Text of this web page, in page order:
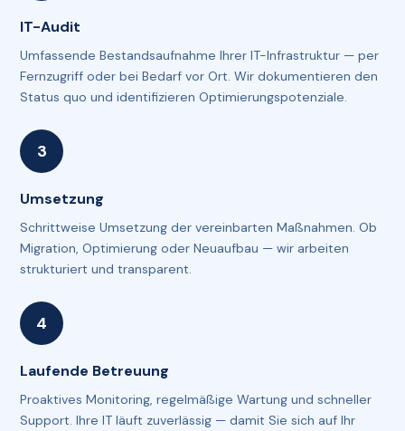
IT-Audit
Umfassende Bestandsaufnahme Ihrer IT-Infrastruktur — per
Fernzugriff oder bei Bedarf vor Ort. Wir dokumentieren den
Status quo und identifizieren Optimierungspotenziale.
Umsetzung
Schrittweise Umsetzung der vereinbarten Maßnahmen. Ob
Migration, Optimierung oder Neuaufbau — wir arbeiten
strukturiert und transparent.
Laufende Betreuung
Proaktives Monitoring, regelmäßige Wartung und schneller
Support. Ihre IT läuft zuverlässig — damit Sie sich auf Ihr